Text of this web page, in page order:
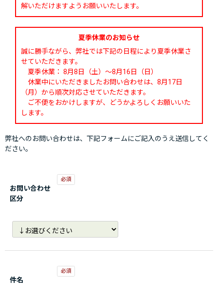
解いただけますようお願いいたします。
夏季休業のお知らせ
誠に勝手ながら、弊社では下記の日程により夏季休業さ
せていただきます。
夏季休業： 8月8日（土）～8月16日（日）
休業中にいただきましたお問い合わせは、8月17日
（月）から順次対応させていただきます。
ご不便をおかけしますが、どうかよろしくお願いいた
します。
弊社へのお問い合わせは、下記フォームにご記入のうえ送信してく
ださい。
お問い合わせ
区分
件名